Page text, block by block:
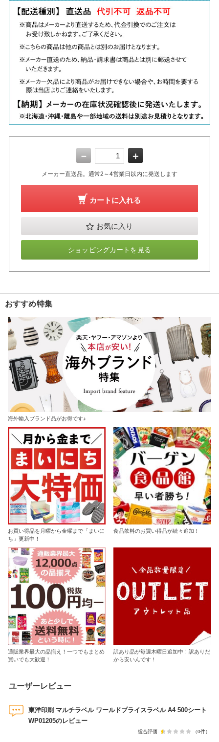
－ ＋
メーカー直送品。通常2～4営業日以内に発送します
カートに入れる
お気に入り
ショッピングカートを見る
おすすめ特集
海外輸入ブランド品がお得です♪
お買い得品を月曜から金曜まで「まいに
ち」更新中！
食品飲料のお買い得品が続々追加！
通販業界最大の品揃え！一つでもまとめ
買いでも大歓迎！
訳あり品が毎週木曜日追加中！訳ありだ
から安いんです！
ユーザーレビュー
東洋印刷 マルチラベル ワールドプライスラベル A4 500シート
WP01205のレビュー
総合評価: （0件）